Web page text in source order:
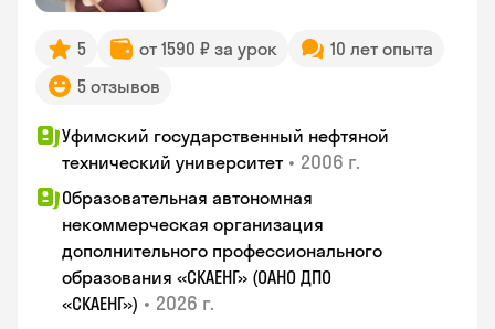
5 от 1590 ₽ за урок
10 лет опыта
5 отзывов
Уфимский государственный нефтяной
технический университет • 2006 г.
Образовательная автономная
некоммерческая организация
дополнительного профессионального
образования «СКАЕНГ» (ОАНО ДПО
«СКАЕНГ») • 2026 г.